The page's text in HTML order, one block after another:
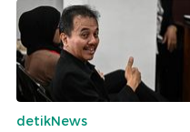
detikNews